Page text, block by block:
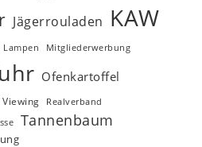
Jägerrouladen KAW
Lampen Mitgliederwerbung
Ofenkartoffel
Viewing
Realverband
Tannenbaum